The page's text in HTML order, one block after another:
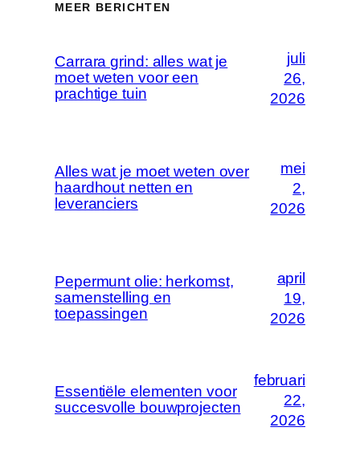
MEER BERICHTEN
Carrara grind: alles wat je
moet weten voor een
prachtige tuin
juli
26,
2026
Alles wat je moet weten over
haardhout netten en
leveranciers
mei
2,
2026
Pepermunt olie: herkomst,
samenstelling en
toepassingen
april
19,
2026
Essentiële elementen voor
succesvolle bouwprojecten
februari
22,
2026